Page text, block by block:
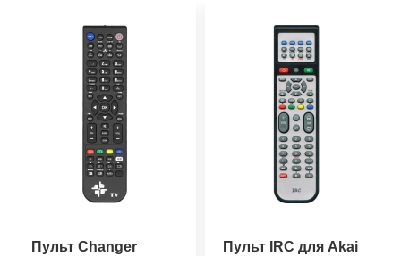
Пульт Changer
Пульт IRC для Akai